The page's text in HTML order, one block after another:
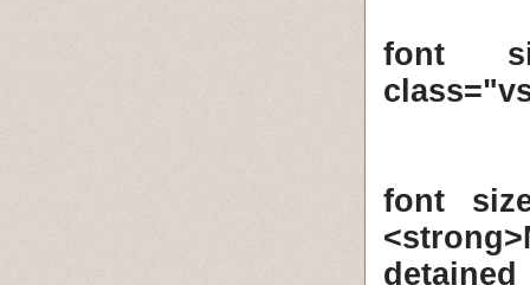
<font
<font